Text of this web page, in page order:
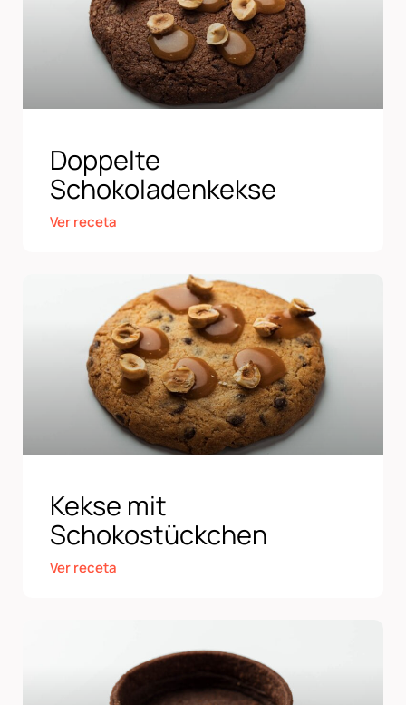
Doppelte
Schokoladenkekse
Ver receta
Kekse mit
Schokostückchen
Ver receta